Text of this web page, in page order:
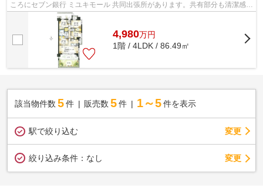
ころにセブン銀行 ミユキモール 共同出張所があります。共有部分も清潔感が
あり、綺麗な中古マンションです。こ...
4,980万円
1階 / 4LDK / 86.49㎡
該当物件数 5件 販売数 5 件 1～5 件を表示
駅で絞り込む 変更
絞り込み条件： なし 変更